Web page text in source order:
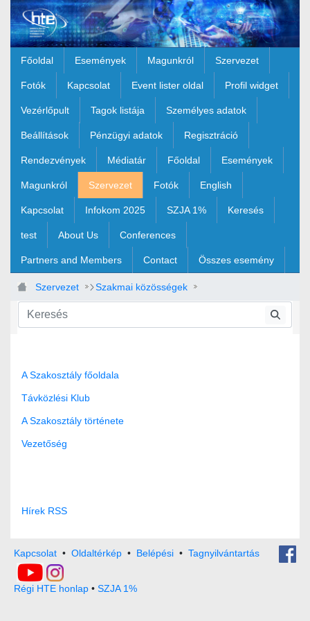
Ugrás a fő tartalomhoz
Főoldal Események Magunkról Szervezet
Fotók Kapcsolat Event lister oldal Profil widget
Vezérlőpult Tagok listája Személyes adatok
Beállítások Pénzügyi adatok Regisztráció
Rendezvények Médiatár Főoldal Események
Magunkról Szervezet Fotók English
Kapcsolat Infokom 2025 SZJA 1% Keresés
test About Us Conferences
Partners and Members Contact Összes esemény
Szervezet Szakmai közösségek
Távközlési szakosztály
A Szakosztály főoldala
Távközlési Klub
A Szakosztály története
Vezetőség
Hírek RSS
Kapcsolat • Oldaltérkép • Belépési • Tagnyilvántartás
Régi HTE honlap • SZJA 1%